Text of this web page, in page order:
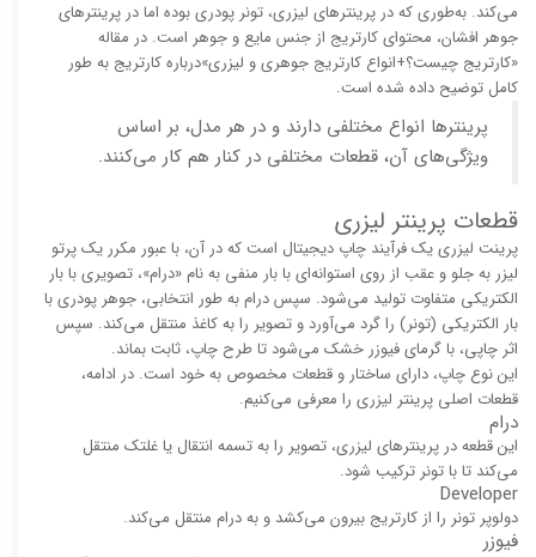
می‌کند. به‌طوری که در پرینترهای لیزری، تونر پودری بوده اما در پرینترهای
جوهر افشان، محتوای کارتریج از جنس مایع و جوهر است. در مقاله
«کارتریج چیست؟+انواع کارتریج جوهری و لیزری»درباره کارتریج به طور
کامل توضیح داده شده است.
پرینترها انواع مختلفی دارند و در هر مدل، بر اساس
ویژگی‌های آن، قطعات مختلفی در کنار هم کار می‌کنند.
قطعات پرینتر لیزری
پرینت لیزری یک فرآیند چاپ دیجیتال است که در آن، با عبور مکرر یک پرتو
لیزر به جلو و عقب از روی استوانه‌ای با بار منفی به نام «درام»، تصویری با بار
الکتریکی متفاوت تولید می‌شود. سپس درام به طور انتخابی، جوهر پودری با
بار الکتریکی (تونر) را گرد می‌آورد و تصویر را به کاغذ منتقل می‌کند. سپس
اثر چاپی، با گرمای فیوزر خشک می‌شود تا طرح چاپ، ثابت بماند.
این نوع چاپ، دارای ساختار و قطعات مخصوص به خود است. در ادامه،
قطعات اصلی پرینتر لیزری را معرفی می‌کنیم.
درام
این قطعه در پرینترهای لیزری، تصویر را به تسمه انتقال یا غلتک منتقل
می‌کند تا با تونر ترکیب شود.
Developer
دولوپر تونر را از کارتریج بیرون می‌کشد و به درام منتقل می‌کند.
فیوزر